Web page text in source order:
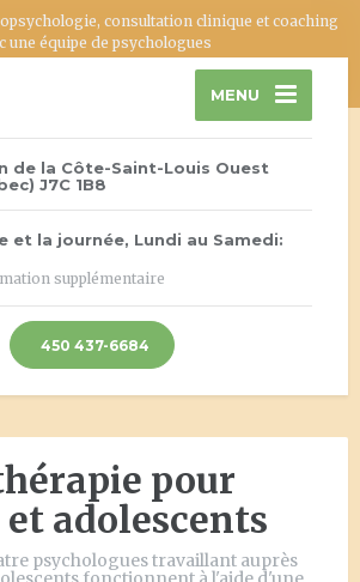
consultation clinique et coaching
une équipe de psychologues
MENU
de la Côte-Saint-Louis Ouest
J7C 1B8
et la journée, Lundi au Samedi:
supplémentaire
450 437-6684
pour
adolescents
psychologues travaillant auprès